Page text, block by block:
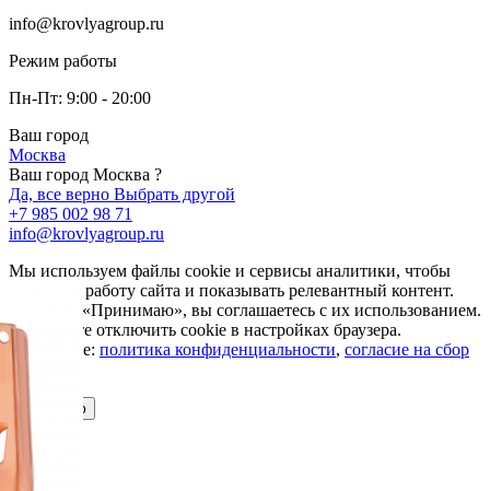
info@krovlyagroup.ru
Режим работы
Пн-Пт: 9:00 - 20:00
Ваш город
Москва
Ваш город Москва ?
Да, все верно Выбрать другой
+7 985 002 98 71
info@krovlyagroup.ru
Мы используем файлы cookie и сервисы аналитики, чтобы
улучшить работу сайта и показывать релевантный контент.
Нажимая «Принимаю», вы соглашаетесь с их использованием.
Вы можете отключить cookie в настройках браузера.
Подробнее: политика конфиденциальности, согласие на сбор
cookie
Принимаю